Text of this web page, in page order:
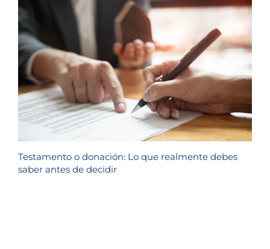
Testamento o donación: Lo que realmente debes
saber antes de decidir